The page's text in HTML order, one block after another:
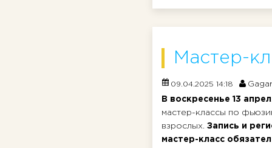
Мастер-
09.04.2025 14:18
В воскресенье 13
мастер-классы по
взрослых. Запись и
мастер-класс